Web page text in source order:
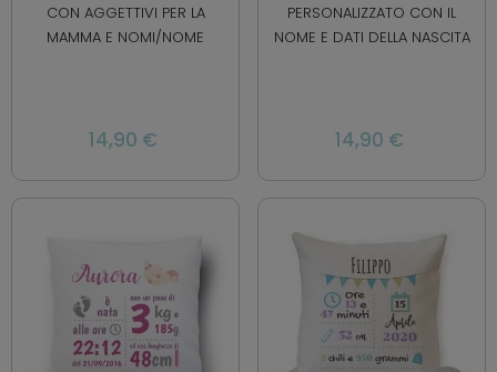
CON AGGETTIVI PER LA
MAMMA E NOMI/NOME
14,90 €
PERSONALIZZATO CON IL
NOME E DATI DELLA NASCITA
14,90 €